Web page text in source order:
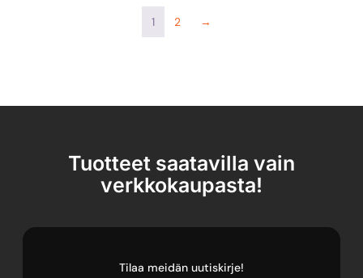
1 2 →
Tuotteet saatavilla vain
verkkokaupasta!
Tilaa meidän uutiskirje!